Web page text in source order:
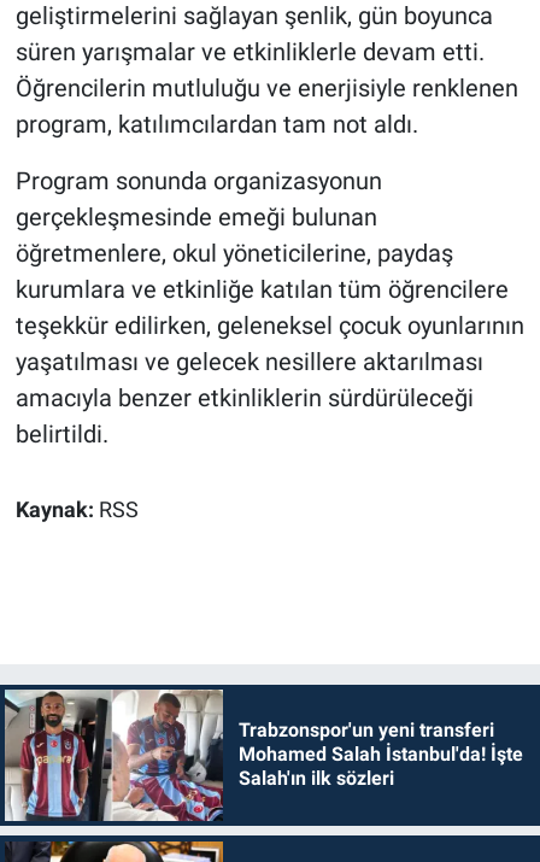
geliştirmelerini sağlayan şenlik, gün boyunca
süren yarışmalar ve etkinliklerle devam etti.
Öğrencilerin mutluluğu ve enerjisiyle renklenen
program, katılımcılardan tam not aldı.
Program sonunda organizasyonun
gerçekleşmesinde emeği bulunan
öğretmenlere, okul yöneticilerine, paydaş
kurumlara ve etkinliğe katılan tüm öğrencilere
teşekkür edilirken, geleneksel çocuk oyunlarının
yaşatılması ve gelecek nesillere aktarılması
amacıyla benzer etkinliklerin sürdürüleceği
belirtildi.
Kaynak: RSS
Trabzonspor'un yeni transferi
Mohamed Salah İstanbul'da! İşte
Salah'ın ilk sözleri